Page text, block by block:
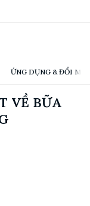
ỨNG DỤNG & ĐỔI
VỀ BỮA